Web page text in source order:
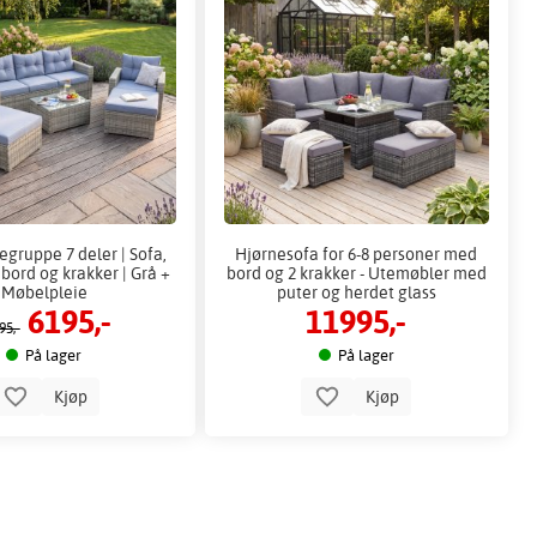
7 deler | Sofa,
og krakker | Grå +
Møbelpleie
6195,-
På lager
Kjøp
Hjørnesofa for 6-8 personer med
bord og 2 krakker - Utemøbler med
puter og herdet glass
11995,-
På lager
Kjøp